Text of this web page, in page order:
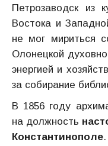
Петрозаводск из
Востока и
не мог мириться
Олонецкой
энергией и
за собирание
В 1856 году
на должность
Константинополе